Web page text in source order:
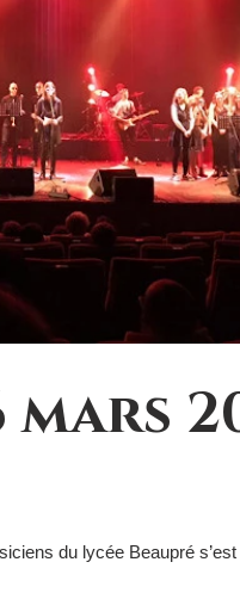
du lycée Beaupré s’est